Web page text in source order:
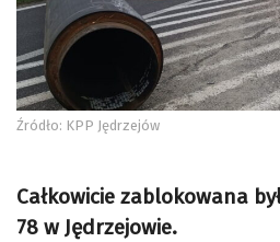
Źródło: KPP Jędrzejów
Całkowicie zablokowana
78 w Jędrzejowie.